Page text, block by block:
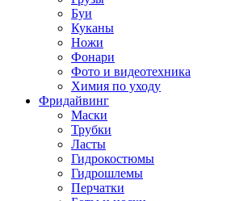
Буи
Куканы
Ножи
Фонари
Фото и видеотехника
Химия по уходу
Фридайвинг
Маски
Трубки
Ласты
Гидрокостюмы
Гидрошлемы
Перчатки